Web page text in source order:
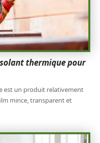
thermique pour
est un produit relativement
mince, transparent et